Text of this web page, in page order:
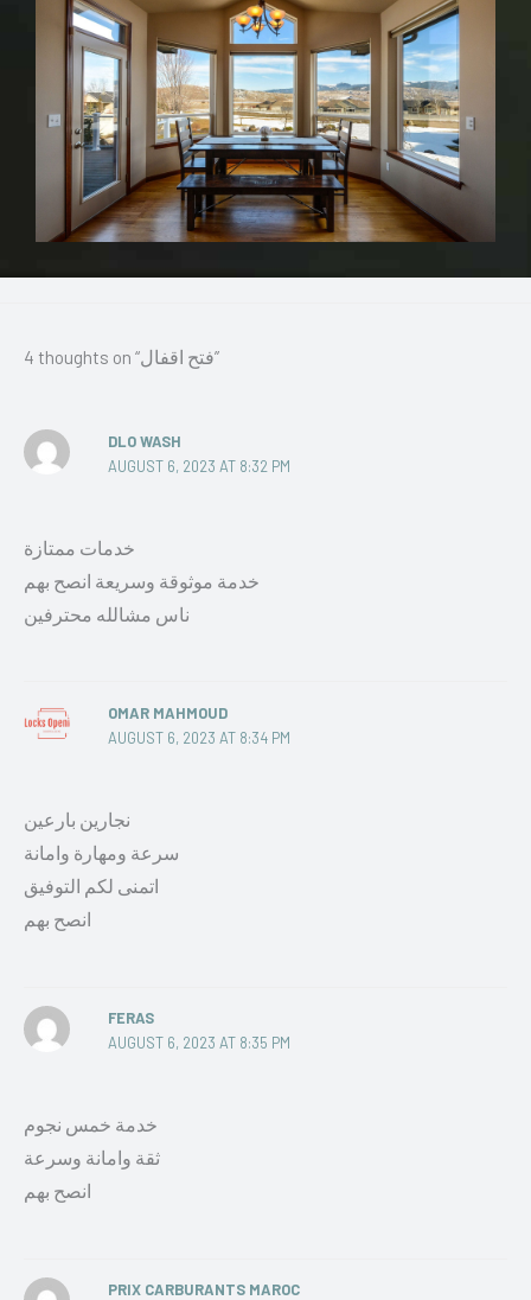
4 thoughts on “فتح اقفال”
DLO WASH
AUGUST 6, 2023 AT 8:32 PM
خدمات ممتازة
خدمة موثوقة وسريعة انصح بهم
ناس مشالله محترفين
OMAR MAHMOUD
AUGUST 6, 2023 AT 8:34 PM
نجارين بارعين
سرعة ومهارة وامانة
اتمنى لكم التوفيق
انصح بهم
FERAS
AUGUST 6, 2023 AT 8:35 PM
خدمة خمس نجوم
ثقة وامانة وسرعة
انصح بهم
PRIX CARBURANTS MAROC